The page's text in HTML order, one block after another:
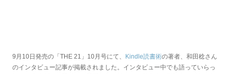
9月10日発売の「THE 21」10月号にて、 Kindle読書術の著者、和田稔さん
のインタビュー記事が掲載されました。インタビュー中でも語っていらっ